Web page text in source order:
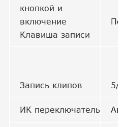
кнопкой и
включение
Клавиша записи
Запись клипов 5/
ИК переключатель